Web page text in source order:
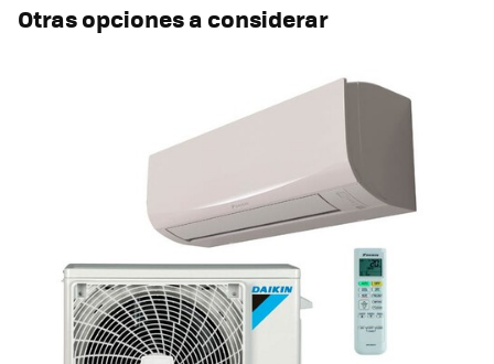
Otras opciones a considerar